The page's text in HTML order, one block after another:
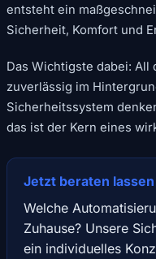
entsteht ein
Sicherheit, Komfort und
Das Wichtigste dabei:
zuverlässig im
Sicherheitssystem
das ist der Kern eines
Jetzt beraten lassen
Welche
Zuhause? Unsere
ein individuelles